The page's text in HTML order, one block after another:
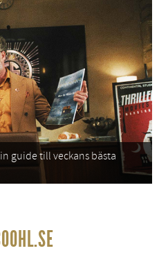
guide till veckans bästa